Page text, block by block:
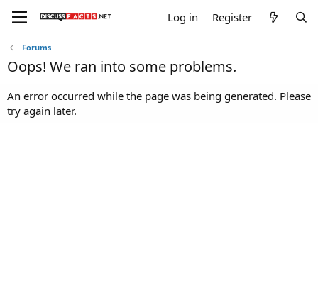
Log in Register
Forums
Oops! We ran into some problems.
An error occurred while the page was being generated. Please
try again later.